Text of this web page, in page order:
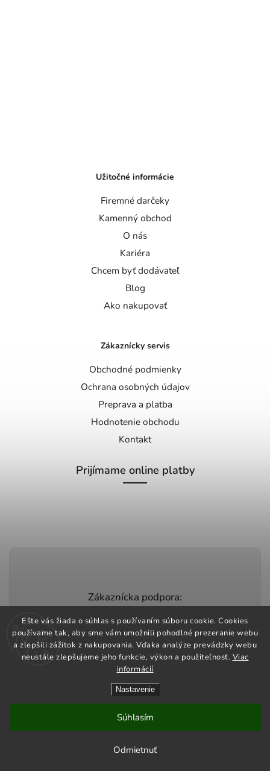
Ešte vás žiada o súhlas s používaním súboru cookie. Cookies
používame tak, aby sme vám umožnili pohodlné prezeranie webu
a zlepšili zážitok z nakupovania. Vďaka analýze prevádzky webu
neustále zlepšujeme jeho funkcie, výkon a použiteľnosť. Viac
informácií
Nastavenie
Odmietnuť
Súhlasím
Zákaznícka podpora:
+420 603 248 457
info@jeztomarket.cz
Užitočné informácie
Firemné darčeky
Kamenný obchod
O nás
Kariéra
Chcem byť dodávateľ
Blog
Ako nakupovať
Zákaznícky servis
Obchodné podmienky
Ochrana osobných údajov
Preprava a platba
Hodnotenie obchodu
Kontakt
Prijímame online platby
Shoptet | Design